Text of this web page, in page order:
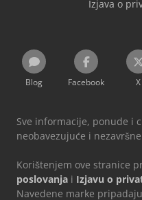
Izjava o
Blog Facebook X
Sve informacije, ponude i
neobavezujuće i
Korištenjem ove stranice
poslovanja i Izjavu o
Navedene marke